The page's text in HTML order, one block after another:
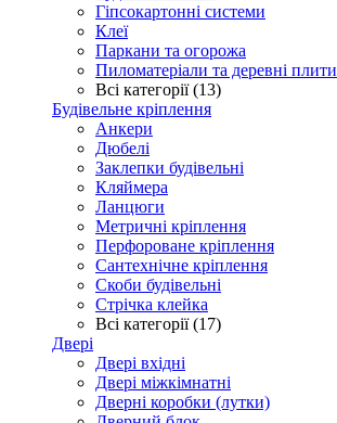
Гіпсокартонні системи
Клеї
Паркани та огорожа
Пиломатеріали та деревні плити
Всі категорії (13)
Будівельне кріплення
Анкери
Дюбелі
Заклепки будівельні
Кляймера
Ланцюги
Метричні кріплення
Перфороване кріплення
Сантехнічне кріплення
Скоби будівельні
Стрічка клейка
Всі категорії (17)
Двері
Двері вхідні
Двері міжкімнатні
Дверні коробки (лутки)